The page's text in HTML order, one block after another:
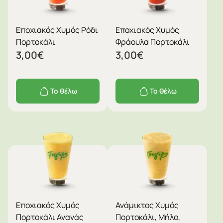
Εποχιακός Χυμός Ρόδι
Πορτοκάλι
3,00€
Το θέλω
Εποχιακός Χυμός
Φράουλα Πορτοκάλι
3,00€
Το θέλω
Εποχιακός Χυμός
Πορτοκάλι Ανανάς
Ανάµικτος Χυμός
Πορτοκάλι, Μήλο,